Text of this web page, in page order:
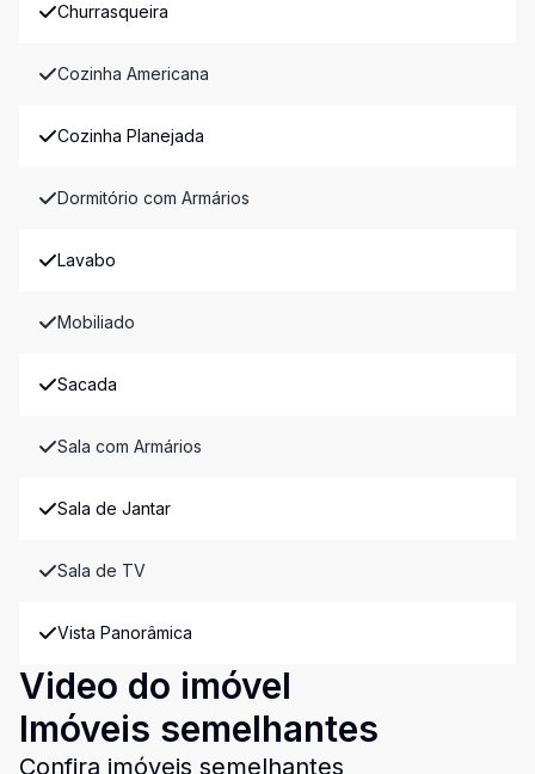
Churrasqueira
Cozinha Americana
Cozinha Planejada
Dormitório com Armários
Lavabo
Mobiliado
Sacada
Sala com Armários
Sala de Jantar
Sala de TV
Vista Panorâmica
Video do imóvel
Imóveis semelhantes
Confira imóveis semelhantes